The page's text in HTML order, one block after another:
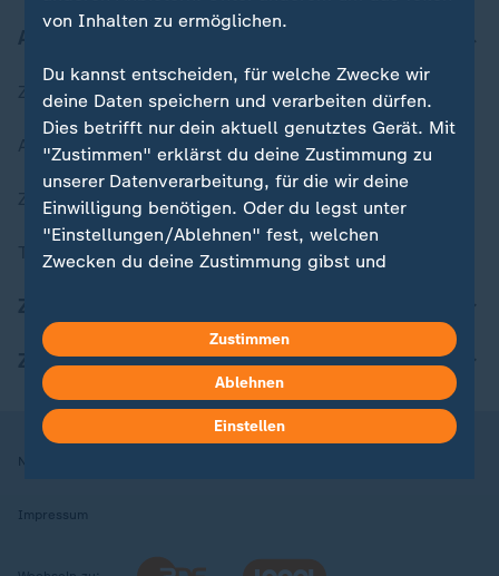
Zuletzt veröffentlicht
Aktuelle Sendungs-Videos
ZDFheute Stories
Themen im Überblick
ZDFheute Apps
Nutzungsbedingungen
Impressum
von Inhalten zu ermöglichen.
Du kannst entscheiden, für welche Zwecke wir
deine Daten speichern und verarbeiten dürfen.
Dies betrifft nur dein aktuell genutztes Gerät. Mit
"Zustimmen" erklärst du deine Zustimmung zu
unserer Datenverarbeitung, für die wir deine
Einwilligung benötigen. Oder du legst unter
"Einstellungen/Ablehnen" fest, welchen
Zwecken du deine Zustimmung gibst und
in deinen Einstellungen widerrufen oder ändern.
Hier findest du das Impressum.
Weitere Informationen findest du in unserer
Datenschutzerklärung.
Zustimmen
Ablehnen
Einstellen